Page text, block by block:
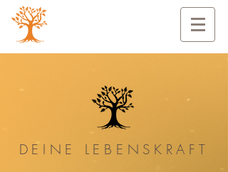
DEINE LEBENSKRAFT